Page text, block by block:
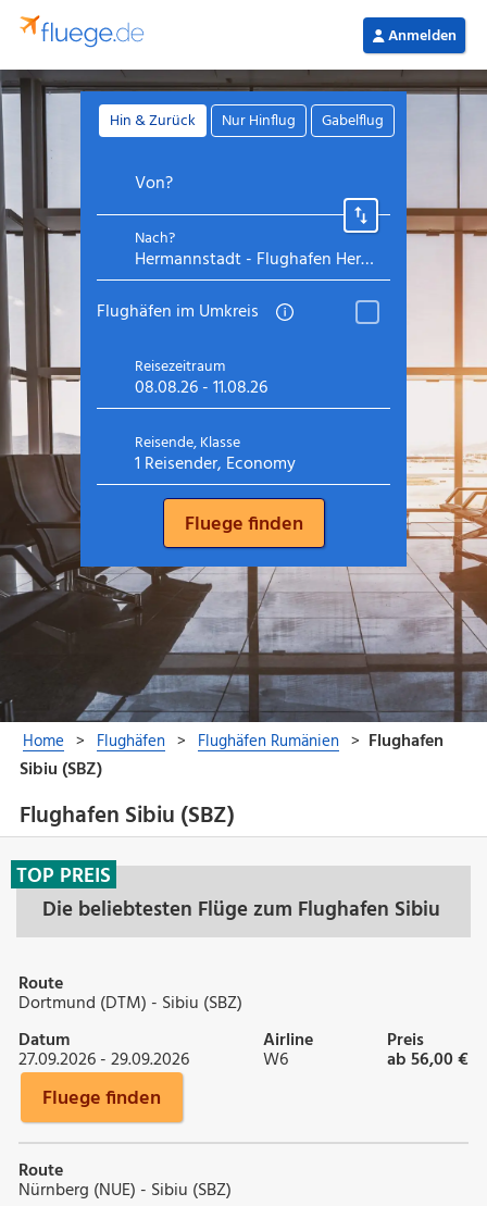
Flughafen Sibiu (SBZ)
Die beliebtesten Flüge zum Flughafen Sibiu
TOP PREIS
Route
Dortmund (DTM) - Sibiu (SBZ)
Datum
27.09.2026 - 29.09.2026
Airline
W6
Preis
ab 56,00 €
Fluege finden
Route
Nürnberg (NUE) - Sibiu (SBZ)